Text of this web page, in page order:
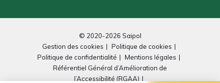
© 2020-2026 Saipol
Gestion des cookies
Politique de cookies
Politique de confidentialité
Mentions légales
Référentiel Général d’Amélioration de
l’Accessibilité (RGAA)